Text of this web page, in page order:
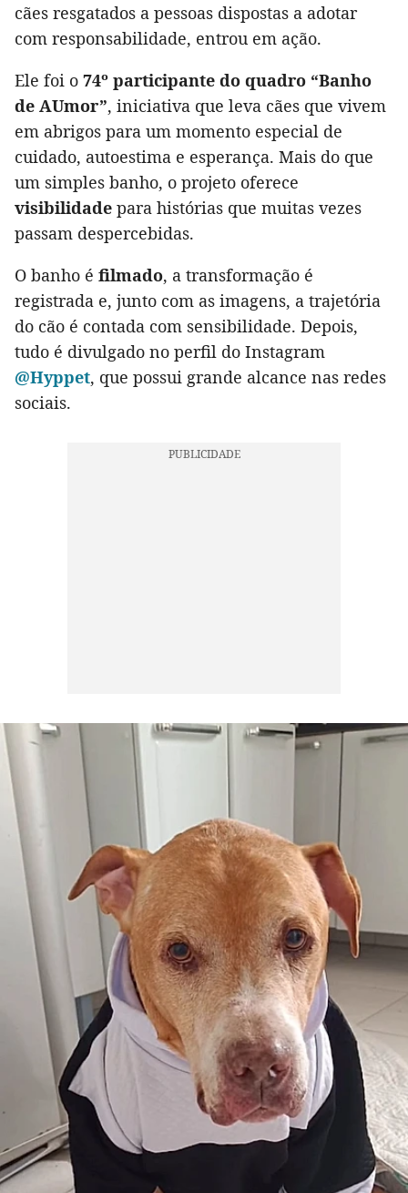
cães resgatados a pessoas dispostas a adotar
com responsabilidade, entrou em ação.
Ele foi o 74º participante do quadro “Banho
de AUmor”, iniciativa que leva cães que vivem
em abrigos para um momento especial de
cuidado, autoestima e esperança. Mais do que
um simples banho, o projeto oferece
visibilidade para histórias que muitas vezes
passam despercebidas.
O banho é filmado, a transformação é
registrada e, junto com as imagens, a trajetória
do cão é contada com sensibilidade. Depois,
tudo é divulgado no perfil do Instagram
@Hyppet, que possui grande alcance nas redes
sociais.